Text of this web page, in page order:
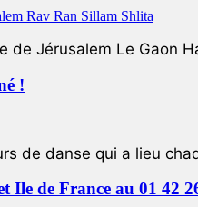
de Jérusalem Le Gaon
!
de danse qui a lieu
Ile de France au 01 42